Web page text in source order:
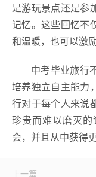
是游玩景点还是参
记忆。这些回忆不
和温暖，也可以激
中考毕业旅行
培养独立自主能力
行对于每个人来说
珍贵而难以磨灭
会，并且从中获得
上一篇